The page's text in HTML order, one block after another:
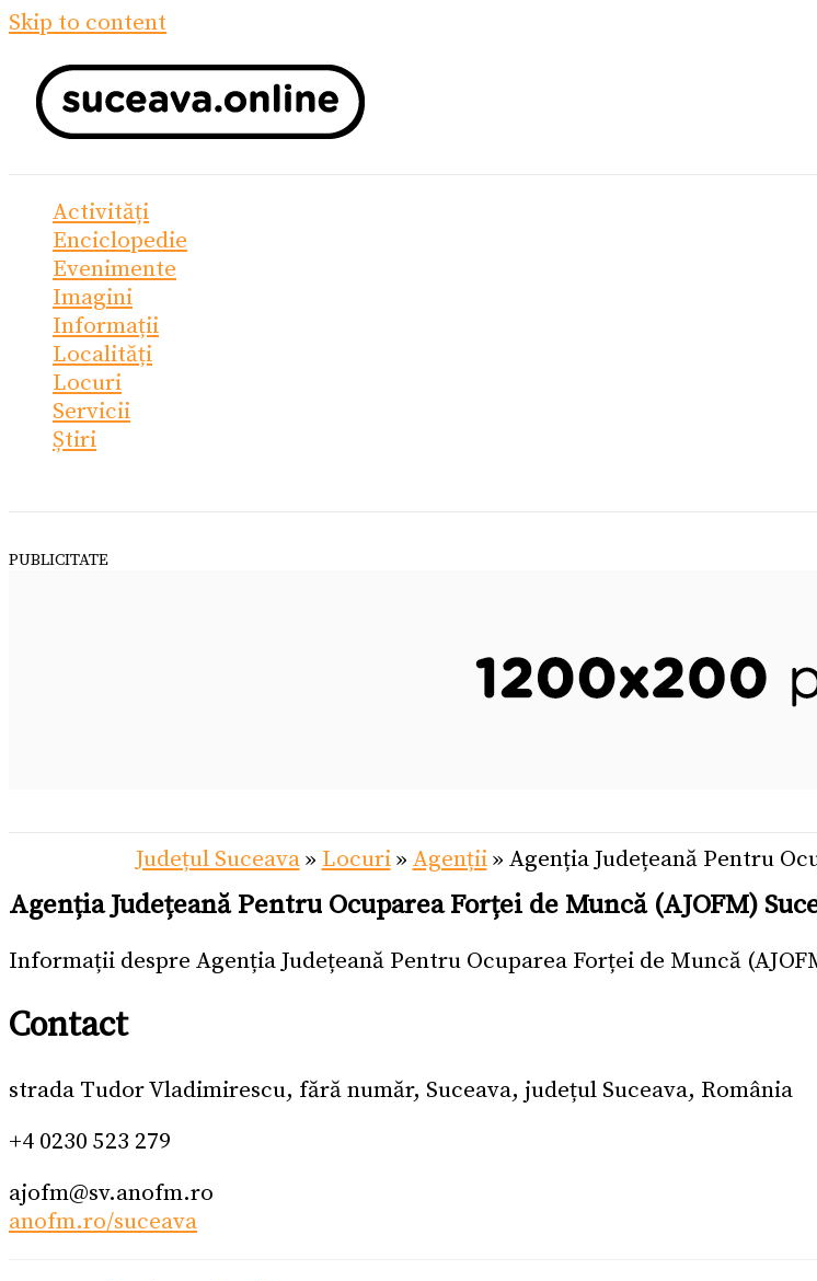
Skip to content
Activități
Enciclopedie
Evenimente
Imagini
Informații
Localități
Locuri
Servicii
Știri
PUBLICITATE
Județul Suceava» Locuri» Agenții» Agenția Județeană Pentru
Agenția Județeană Pentru Ocuparea Forței de Muncă (AJOFM)
Informații despre Agenția Județeană Pentru Ocuparea Forței de Muncă
Contact
strada Tudor Vladimirescu, fără număr, Suceava, județul Suceava, România
+4 0230 523 279
ajofm@sv.anofm.ro
anofm.ro/suceava